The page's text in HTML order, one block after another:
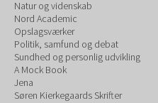
Natur og videnskab
Nord Academic
Opslagsværker
Politik, samfund og debat
Sundhed og personlig udvikling
A Mock Book
Jena
Søren Kierkegaards Skrifter